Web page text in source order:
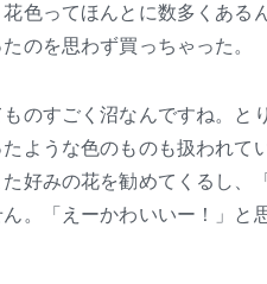
色ってほんとに数多くある
のを思わず買っちゃった。
のすごく沼なんですね。
ような色のものも扱われ
好みの花を勧めてくるし、
。「えーかわいいー！」と